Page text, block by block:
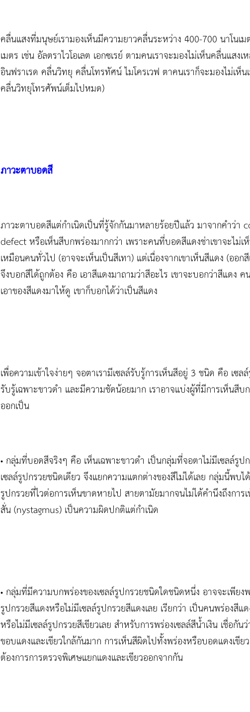
คลื่นแสงที่มนุษย์เรามองเห็นมีความยาวคลื่นระหว่าง 400-700 นาโน
เมตร เช่น อัลตราไวโอเลต เอกซเรย์ ตามคนเราจะมองไม่เห็นคลื่นแส
อินฟราเรด คลื่นวิทยุ คลื่นโทรทัศน์ ไมโครเวฟ ตาคนเราก็จะมองไม่เห็
คลื่นวิทยุโทรศัพน์เต็มไปหมด)
ภาวะตาบอดสี
ภาวะตาบอดสีแต่กำเนิดเป็นที่รู้จักกันมาหลายร้อยปีแล้ว มาจากคำว่
defect หรือเห็นสีบกพร่องมากกว่า เพราะคนที่บอดสีแดงช่าเขาจะไม่
เหมือนคนทั่วไป (อาจจะเห็นเป็นสีเทา) แต่เนื่องจากเขาเห็นสีแดง (ออ
จึงบอกสีได้ถูกต้อง คือ เอาสีแดงมาถามว่าสีอะไร เขาจะบอกว่าสีแดง
เอาของสีแดงมาให้ดู เขาก็บอกได้ว่าเป็นสีแดง
เพื่อความเข้าใจง่ายๆ จอตาเรามีเซลล์รับรู้การเห็นสีอยู่ 3 ชนิด คือ เซ
รับรู้เฉพาะขาวดำ และมีความชัดน้อยมาก เราอาจแบ่งผู้ที่มีการเห็นสี
ออกเป็น
• กลุ่มที่บอดสีจริงๆ คือ เห็นเฉพาะขาวดำ เป็นกลุ่มที่จอตาไม่มีเซลล์รูป
เซลล์รูปกรวยชนิดเดียว จึงแยกความแตกต่างของสีไม่ได้เลย กลุ่มนี้พบ
รูปกรวยที่ไวต่อการเห็นขาดหายไป สายตามัยมากจนไม่ได้คำนึงถึงกา
สั่น (nystagmus) เป็นความผิดปกติแต่กำเนิด
• กลุ่มที่มีความบกพร่องของเซลล์รูปกรวยชนิดใดชนิดหนึ่ง อาจจะเพีย
รูปกรวยสีแดงหรือไม่มีเซลล์รูปกรวยสีแดงเลย เรียกว่า เป็นคนพร่องสี
หรือไม่มีเซลล์รูปกรวยสีเขียวเลย สำหรับการพร่องเซลล์สีน้ำเงิน เชื่อ
ขอบแดงและเขียวใกล้กันมาก การเห็นสีผิดไปทั้งพร่องหรือบอดแดงเขี
ต้องการการตรวจพิเศษแยกแดงและเขียวออกจากกัน